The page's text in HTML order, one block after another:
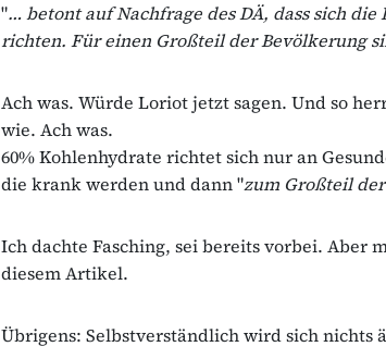
"… betont auf Nachfrage des DÄ, dass sich die
richten. Für einen Großteil der Bevölkerung
Ach was. Würde Loriot jetzt sagen. Und so
wie. Ach was.
60% Kohlenhydrate richtet sich nur an
die krank werden und dann "zum Großteil
Ich dachte Fasching, sei bereits vorbei. Aber
diesem Artikel.
Übrigens: Selbstverständlich wird sich nichts